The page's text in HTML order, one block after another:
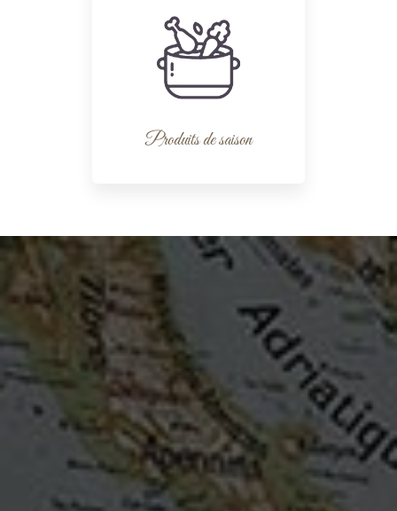
Produits de saison